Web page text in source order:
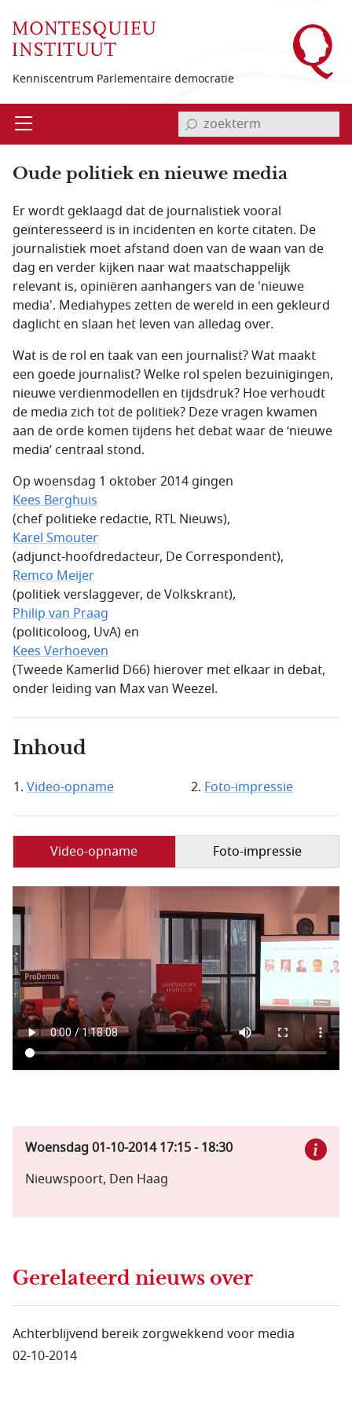
Kenniscentrum Parlementaire democratie
Open invoerveld zoekterm
Oude politiek en nieuwe media
Er wordt geklaagd dat de journalistiek vooral
geïnteresseerd is in incidenten en korte citaten. De
journalistiek moet afstand doen van de waan van de
dag en verder kijken naar wat maatschappelijk
relevant is, opiniëren aanhangers van de 'nieuwe
media'. Mediahypes zetten de wereld in een gekleurd
daglicht en slaan het leven van alledag over.
Wat is de rol en taak van een journalist? Wat maakt
een goede journalist? Welke rol spelen bezuinigingen,
nieuwe verdienmodellen en tijdsdruk? Hoe verhoudt
de media zich tot de politiek? Deze vragen kwamen
aan de orde komen tijdens het debat waar de ‘nieuwe
media’ centraal stond.
Op woensdag 1 oktober 2014 gingen
Kees Berghuis
(chef politieke redactie, RTL Nieuws),
Karel Smouter
(adjunct-hoofdredacteur, De Correspondent),
Remco Meijer
(politiek verslaggever, de Volkskrant),
Philip van Praag
(politicoloog, UvA) en
Kees Verhoeven
(Tweede Kamerlid D66) hierover met elkaar in debat,
onder leiding van Max van Weezel.
Inhoud
Video-opname Foto-impressie
Video-opname Foto-impressie
Filmbestand
Woensdag 01-10-201417:15-18:30
Nieuwspoort, Den Haag
Gerelateerd nieuws over
Achterblijvend bereik zorgwekkend voor media
02-10-2014